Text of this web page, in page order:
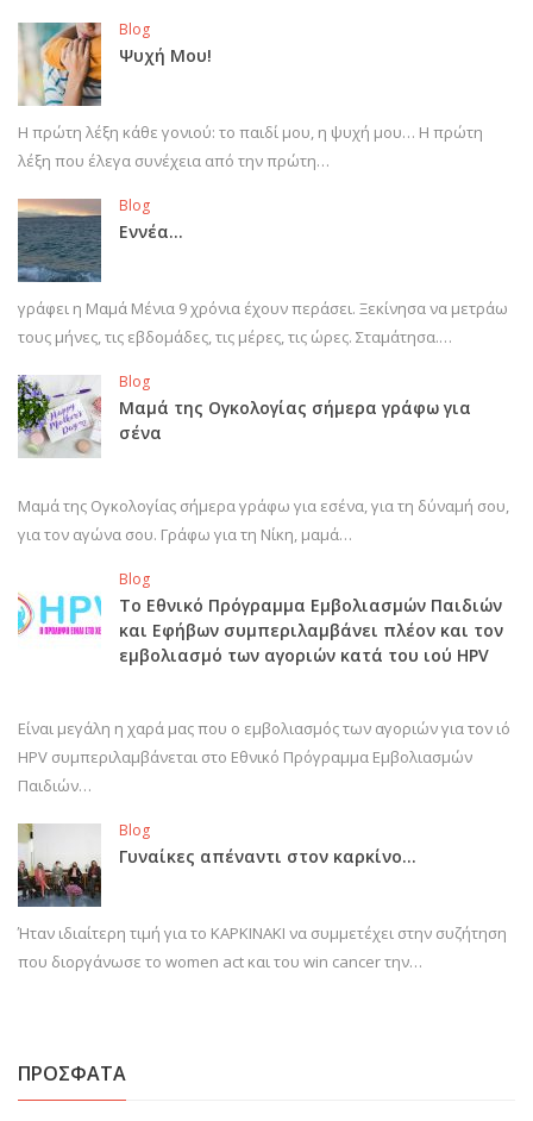
Blog
Ψυχή Μου!
Η πρώτη λέξη κάθε γονιού: το παιδί μου, η ψυχή μου… Η πρώτη
λέξη που έλεγα συνέχεια από την πρώτη…
Blog
Εννέα…
γράφει η Μαμά Μένια 9 χρόνια έχουν περάσει. Ξεκίνησα να μετράω
τους μήνες, τις εβδομάδες, τις μέρες, τις ώρες. Σταμάτησα.…
Blog
Μαμά της Ογκολογίας σήμερα γράφω για
σένα
Μαμά της Ογκολογίας σήμερα γράφω για εσένα, για τη δύναμή σου,
για τον αγώνα σου. Γράφω για τη Νίκη, μαμά…
Blog
Το Εθνικό Πρόγραμμα Εμβολιασμών Παιδιών
και Εφήβων συμπεριλαμβάνει πλέον και τον
εμβολιασμό των αγοριών κατά του ιού HPV
Είναι μεγάλη η χαρά μας που ο εμβολιασμός των αγοριών για τον ιό
HPV συμπεριλαμβάνεται στο Εθνικό Πρόγραμμα Εμβολιασμών
Παιδιών…
Blog
Γυναίκες απέναντι στον καρκίνο…
Ήταν ιδιαίτερη τιμή για το ΚΑΡΚΙΝΑΚΙ να συμμετέχει στην συζήτηση
που διοργάνωσε το women act και του win cancer την…
ΠΡΟΣΦΑΤΑ